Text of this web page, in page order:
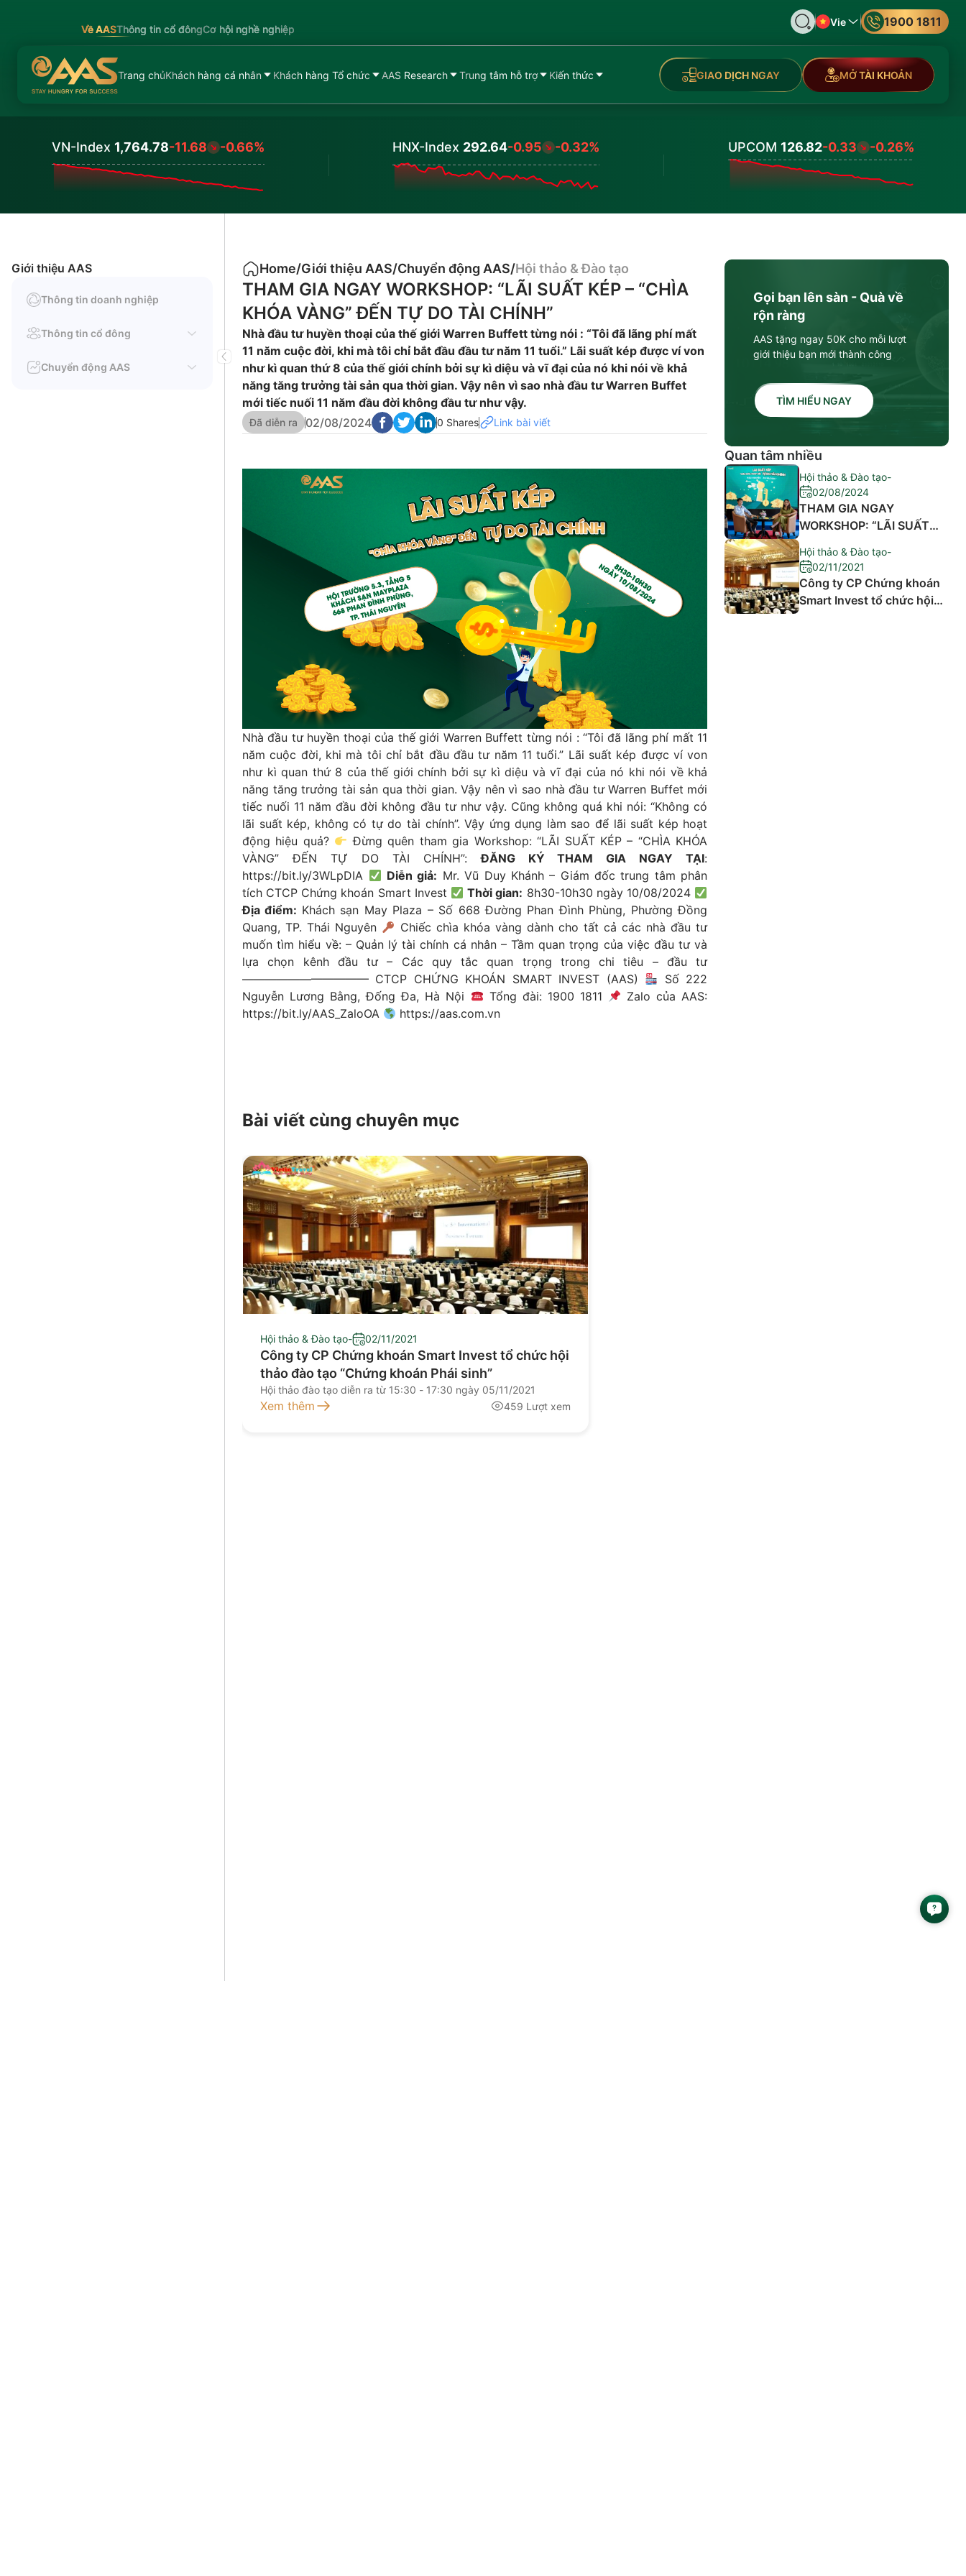
Về AASThông tin cổ đôngCơ hội nghề nghiệp
Vie 1900 1811
Trang chủKhách hàng cá nhân Khách hàng Tổ chức AAS Research Trung tâm hỗ trợ Kiến thức GIAO DỊCH NGAY MỞ TÀI KHOẢN
VN-Index 1,764.78-11.68 -0.66% HNX-Index 292.64-0.95 -0.32% UPCOM 126.82-0.33 -0.26%
Giới thiệu AAS
Thông tin doanh nghiệp
Thông tin cổ đông
Chuyển động AAS
Home/Giới thiệu AAS/Chuyển động AAS/Hội thảo & Đào tạo
THAM GIA NGAY WORKSHOP: “LÃI SUẤT KÉP – “CHÌA
KHÓA VÀNG” ĐẾN TỰ DO TÀI CHÍNH”
Nhà đầu tư huyền thoại của thế giới Warren Buffett từng nói : “Tôi đã lãng phí mất
11 năm cuộc đời, khi mà tôi chỉ bắt đầu đầu tư năm 11 tuổi.” Lãi suất kép được ví von
như kì quan thứ 8 của thế giới chính bởi sự kì diệu và vĩ đại của nó khi nói về khả
năng tăng trưởng tài sản qua thời gian. Vậy nên vì sao nhà đầu tư Warren Buffet
mới tiếc nuối 11 năm đầu đời không đầu tư như vậy.
Đã diễn ra 02/08/2024 0 Shares Link bài viết
Nhà đầu tư huyền thoại của thế giới Warren Buffett từng nói : “Tôi đã lãng phí mất 11
năm cuộc đời, khi mà tôi chỉ bắt đầu đầu tư năm 11 tuổi.” Lãi suất kép được ví von
như kì quan thứ 8 của thế giới chính bởi sự kì diệu và vĩ đại của nó khi nói về khả
năng tăng trưởng tài sản qua thời gian. Vậy nên vì sao nhà đầu tư Warren Buffet mới
tiếc nuối 11 năm đầu đời không đầu tư như vậy. Cũng không quá khi nói: “Không có
lãi suất kép, không có tự do tài chính”. Vậy ứng dụng làm sao để lãi suất kép hoạt
động hiệu quả?
Đừng quên tham gia Workshop: “LÃI SUẤT KÉP – “CHÌA KHÓA
VÀNG” ĐẾN TỰ DO TÀI CHÍNH”:ĐĂNG KÝ THAM GIA NGAY TẠI:
https://bit.ly/3WLpDIA
Diễn giả: Mr. Vũ Duy Khánh – Giám đốc trung tâm phân
tích CTCP Chứng khoán Smart Invest
Thời gian: 8h30-10h30 ngày 10/08/2024
Địa điểm: Khách sạn May Plaza – Số 668 Đường Phan Đình Phùng, Phường Đồng
Quang, TP. Thái Nguyên
Chiếc chìa khóa vàng dành cho tất cả các nhà đầu tư
muốn tìm hiểu về: – Quản lý tài chính cá nhân – Tầm quan trọng của việc đầu tư và
lựa chọn kênh đầu tư – Các quy tắc quan trọng trong chi tiêu – đầu tư
——————————— CTCP CHỨNG KHOÁN SMART INVEST (AAS)
Số 222
Nguyễn Lương Bằng, Đống Đa, Hà Nội
Tổng đài: 1900 1811
Zalo của AAS:
https://bit.ly/AAS_ZaloOA
https://aas.com.vn
Gọi bạn lên sàn - Quà về
rộn ràng
AAS tặng ngay 50K cho mỗi lượt
giới thiệu bạn mới thành công
TÌM HIỂU NGAY
Quan tâm nhiều
Hội thảo & Đào tạo-
02/08/2024
THAM GIA NGAY
WORKSHOP: “LÃI SUẤT
ĐẾN TỰ DO TÀI CHÍNH”
Hội thảo & Đào tạo-
02/11/2021
Công ty CP Chứng khoán
Smart Invest tổ chức hội
Bài viết cùng chuyên mục
Hội thảo & Đào tạo- 02/11/2021
Công ty CP Chứng khoán Smart Invest tổ chức hội
thảo đào tạo “Chứng khoán Phái sinh”
Hội thảo đào tạo diễn ra từ 15:30 - 17:30 ngày 05/11/2021
Xem thêm 459 Lượt xem